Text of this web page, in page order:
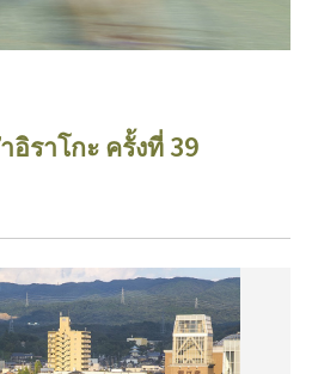
ราโกะ ครั้งที่ 39